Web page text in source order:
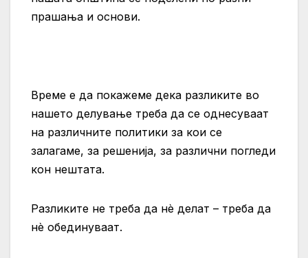
прашања и основи.
Време е да покажеме дека разликите во
нашето делување треба да се однесуваат
на различните политики за кои се
залагаме, за решенија, за различни погледи
кон нештата.
Разликите не треба да нè делат – треба да
нè обединуваат.